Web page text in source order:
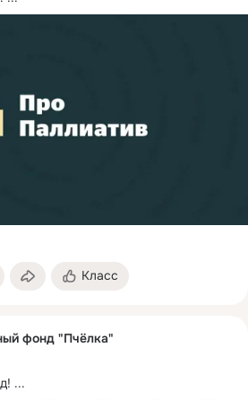
Класс
фонд "Пчёлка"
...